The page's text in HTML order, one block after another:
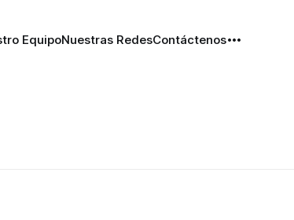
EquipoNuestras RedesContáctenos